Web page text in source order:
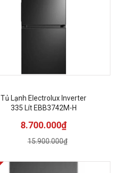
Tủ Lạnh Electrolux Inverter
335 Lít EBB3742M-H
8.700.000₫
15.900.000₫